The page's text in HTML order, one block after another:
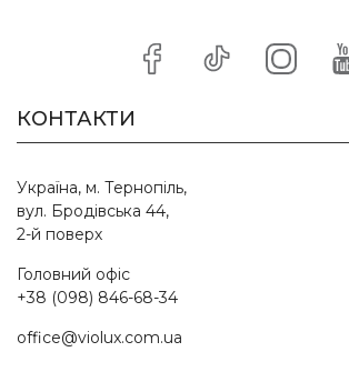
КОНТАКТИ
Україна, м. Тернопіль,
вул. Бродівська 44,
2-й поверх
Головний офіс
+38 (098) 846-68-34
office@violux.com.ua